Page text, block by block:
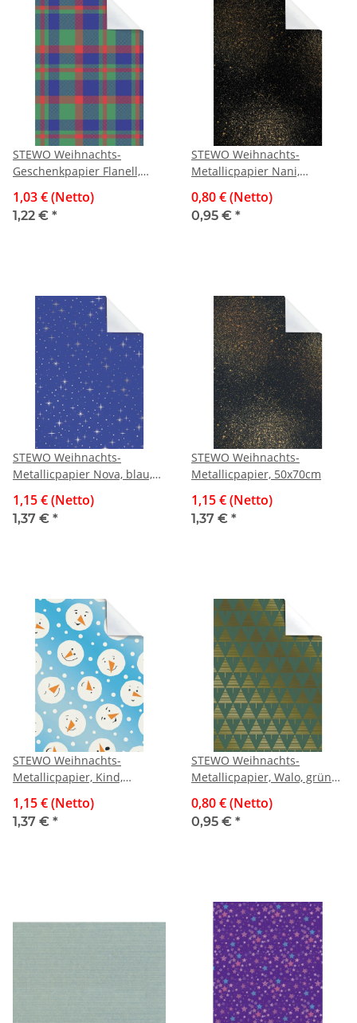
STEWO Weihnachts-
Geschenkpapier Flanell,
1,03 € (Netto)
1,22 € *
STEWO Weihnachts-
Metallicpapier Nani,
0,80 € (Netto)
0,95 € *
STEWO Weihnachts-
Metallicpapier Nova, blau,
1,15 € (Netto)
1,37 € *
STEWO Weihnachts-
Metallicpapier, 50x70cm
1,15 € (Netto)
1,37 € *
STEWO Weihnachts-
Metallicpapier, Kind,
1,15 € (Netto)
1,37 € *
STEWO Weihnachts-
Metallicpapier, Walo, grün
0,80 € (Netto)
0,95 € *